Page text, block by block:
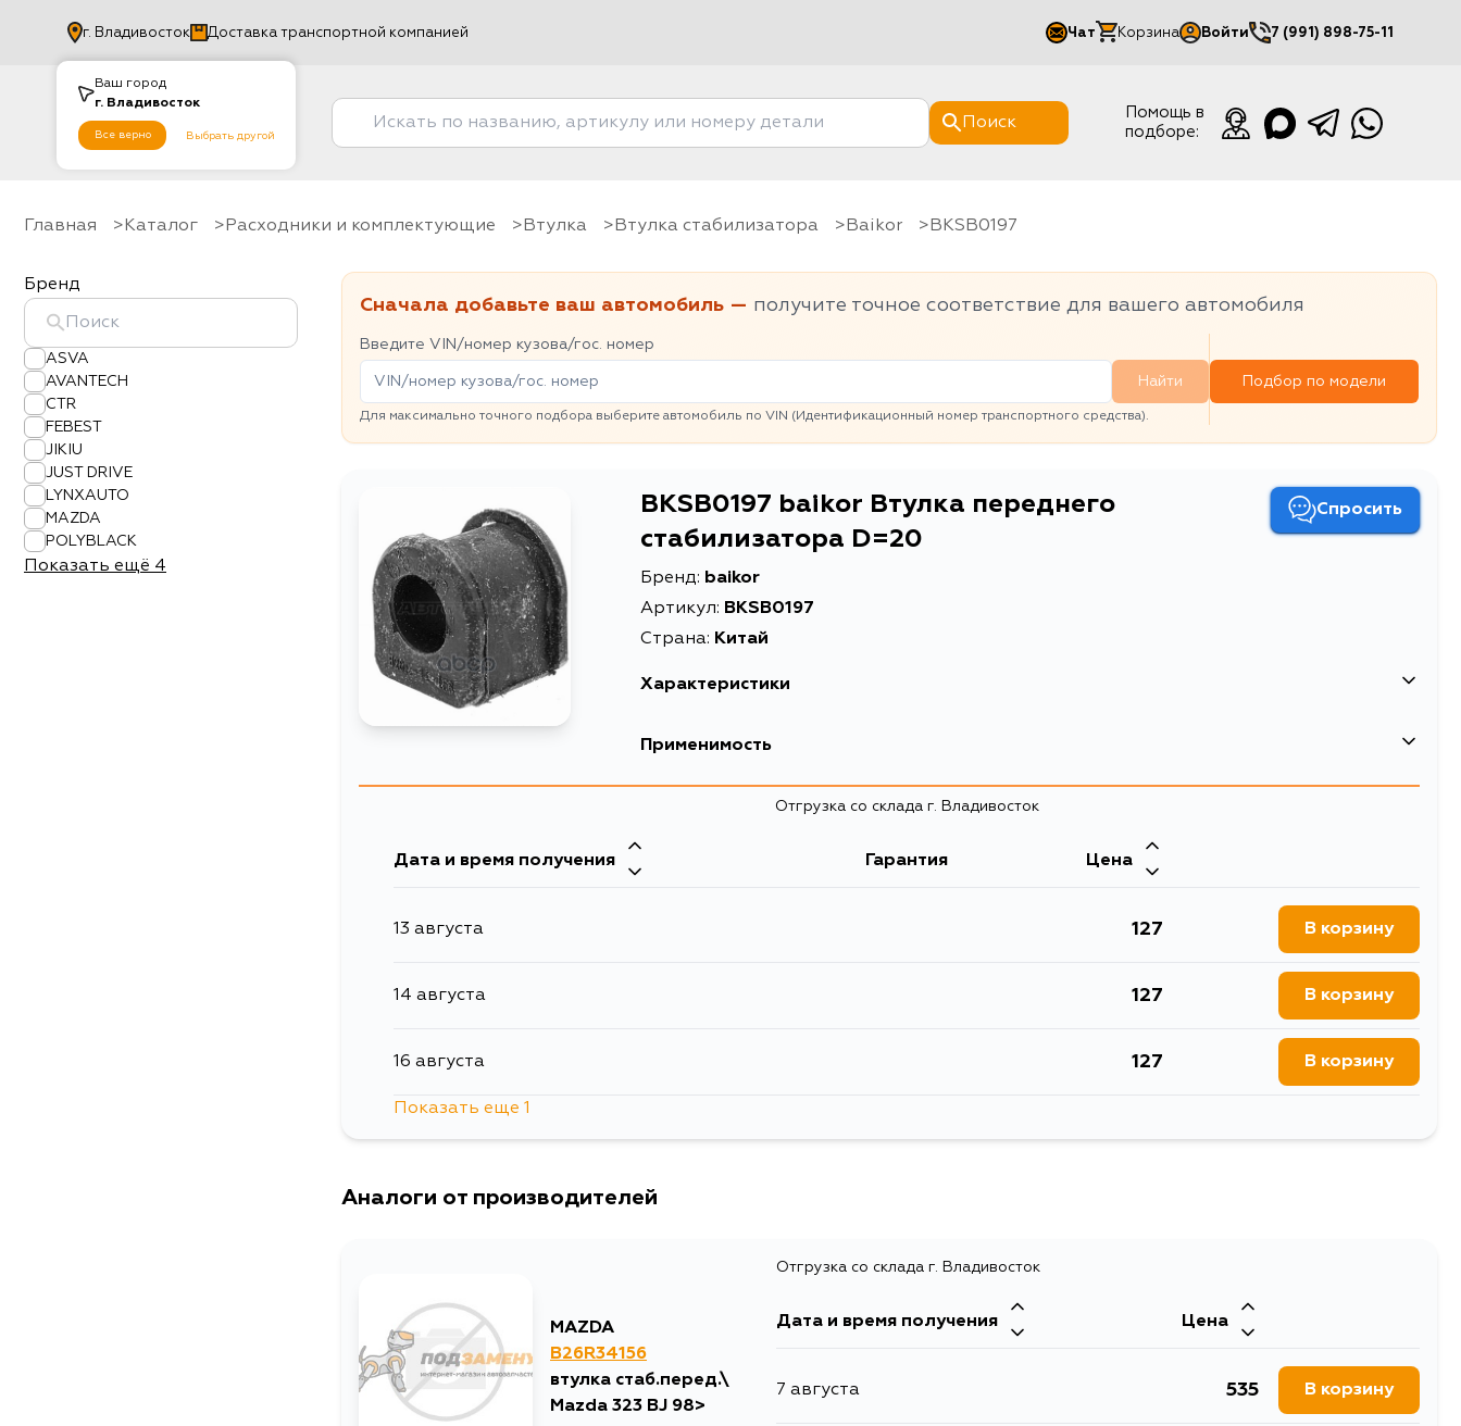
Ваш город
г. Владивосток
Все верно Выбрать другой
г. Владивосток Доставка транспортной компанией Чат Корзина Войти
Мой кабинет
7 (991) 898-75-11
Поиск
Помощь в
подборе:
Главная Каталог Расходники и комплектующие Втулка Втулка стабилизатора baikor BKSB0197
Бренд
ASVA
AVANTECH
CTR
FEBEST
JIKIU
JUST DRIVE
LYNXAUTO
MAZDA
POLYBLACK
Показать ещё 4
Сначала добавьте ваш автомобиль — получите точное соответствие для вашего автомобиля
Введите VIN/номер кузова/гос. номер
Найти
Для максимально точного подбора выберите автомобиль по VIN (Идентификационный номер транспортного средства).
Подбор по модели
BKSB0197 baikor Втулка переднего
стабилизатора D=20
Спросить
Бренд: baikor
Артикул: BKSB0197
Страна: Китай
Характеристики
Описание
Расширенное описание
Wagon 98-04
Применимость
Отгрузка со склада г. Владивосток
Дата и время получения Гарантия Цена
13 августа 127 В корзину
14 августа 127 В корзину
16 августа 127 В корзину
Показать еще 1
Аналоги от производителей
MAZDA
B26R34156
втулка стаб.перед.\
Mazda 323 BJ 98>
Отгрузка со склада г. Владивосток
Дата и время получения Цена
7 августа 535 В корзину